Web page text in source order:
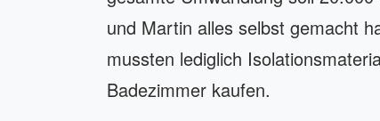
und Martin alles selbst gemacht
mussten lediglich
Badezimmer kaufen.